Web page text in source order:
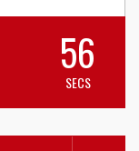
55
SECS